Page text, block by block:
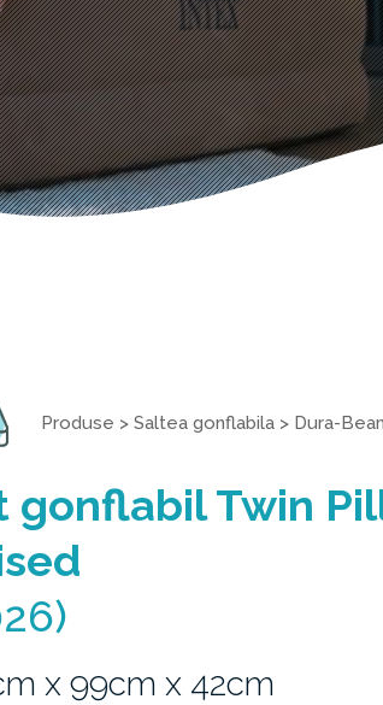
Produse > Saltea gonflabila > Dura-
gonflabil Twin
x 99cm x 42cm